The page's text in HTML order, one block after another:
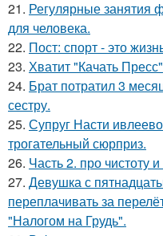
21. Регулярные занятия
для человека.
22. Пост: спорт - это
23. Хватит "Качать
24. Брат потратил 3
сестру.
25. Супруг Насти
трогательный сюрприз.
26. Часть 2. про чистоту
27. Девушка с
переплачивать за
"Налогом на Грудь".